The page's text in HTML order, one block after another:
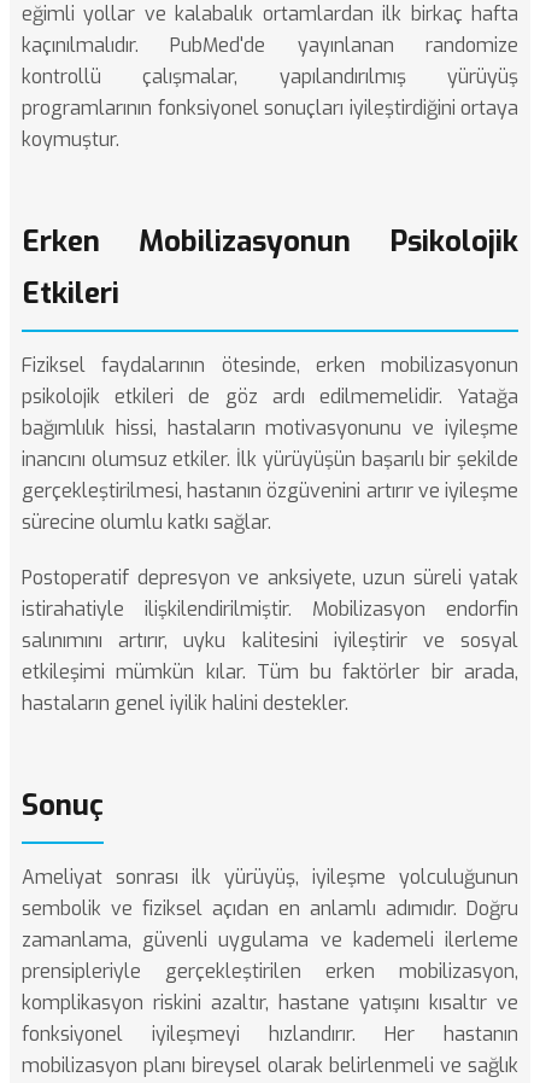
eğimli yollar ve kalabalık ortamlardan ilk birkaç hafta
kaçınılmalıdır.PubMed'de yayınlanan randomize
kontrollü çalışmalar, yapılandırılmış yürüyüş
programlarının fonksiyonel sonuçları iyileştirdiğini ortaya
koymuştur.
Erken Mobilizasyonun Psikolojik
Etkileri
Fiziksel faydalarının ötesinde, erken mobilizasyonun
psikolojik etkileri de göz ardı edilmemelidir. Yatağa
bağımlılık hissi, hastaların motivasyonunu ve iyileşme
inancını olumsuz etkiler. İlk yürüyüşün başarılı bir şekilde
gerçekleştirilmesi, hastanın özgüvenini artırır ve iyileşme
sürecine olumlu katkı sağlar.
Postoperatif depresyon ve anksiyete, uzun süreli yatak
istirahatiyle ilişkilendirilmiştir. Mobilizasyon endorfin
salınımını artırır, uyku kalitesini iyileştirir ve sosyal
etkileşimi mümkün kılar. Tüm bu faktörler bir arada,
hastaların genel iyilik halini destekler.
Sonuç
Ameliyat sonrası ilk yürüyüş, iyileşme yolculuğunun
sembolik ve fiziksel açıdan en anlamlı adımıdır. Doğru
zamanlama, güvenli uygulama ve kademeli ilerleme
prensipleriyle gerçekleştirilen erken mobilizasyon,
komplikasyon riskini azaltır, hastane yatışını kısaltır ve
fonksiyonel iyileşmeyi hızlandırır. Her hastanın
mobilizasyon planı bireysel olarak belirlenmeli ve sağlık